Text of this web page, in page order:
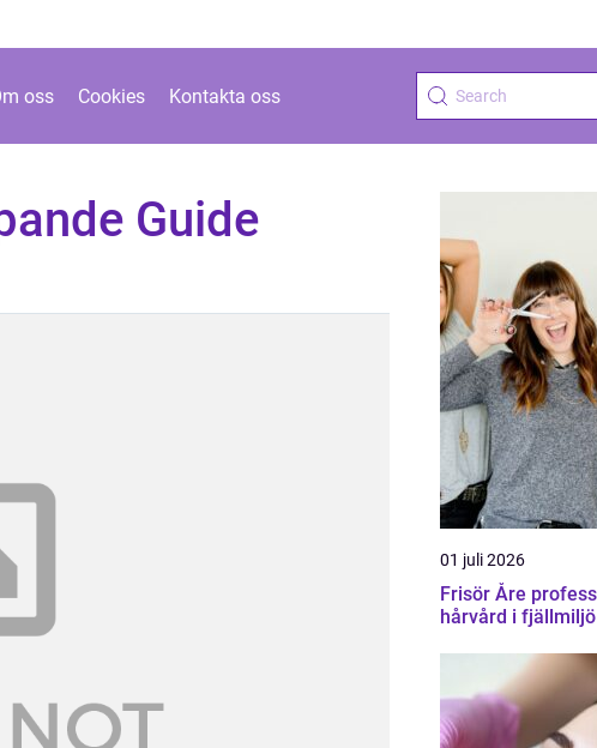
oss Cookies Kontakta oss
Guide
01 juli 2026
Frisör Åre professionell
hårvård i fjällmiljö